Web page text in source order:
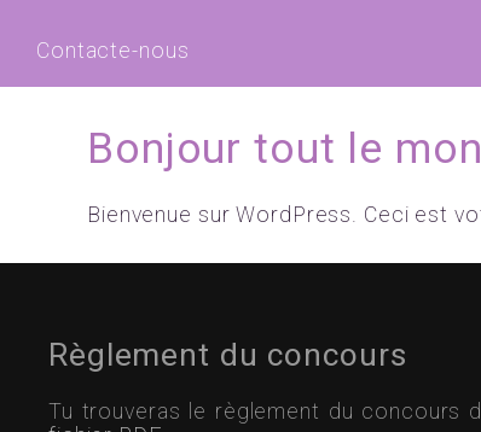
Contacte-nous
Bonjour tout le
Bienvenue sur WordPress. Ceci est
Règlement du concours
Tu trouveras le règlement du concours